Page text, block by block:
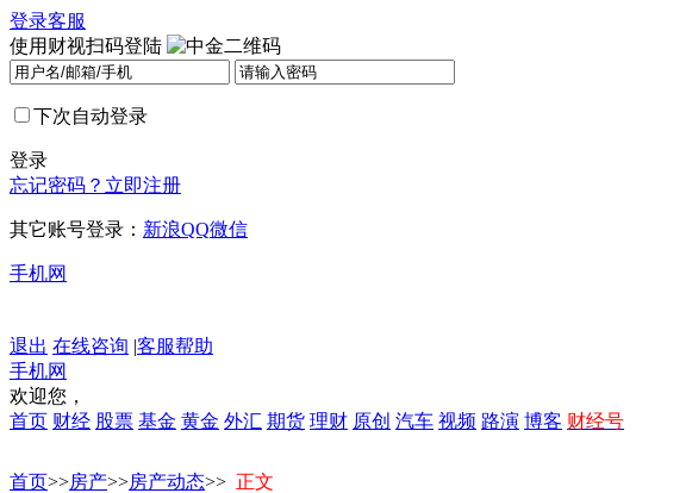
登录客服
使用财视扫码登陆
下次自动登录
登录
忘记密码？ 立即注册
其它账号登录： 新浪QQ微信
手机网
退出 在线咨询 |客服帮助
手机网
欢迎您，
首页 财经 股票 基金 黄金 外汇 期货 理财 原创 汽车 视频 路演 博客 财经号
首页>>房产>>房产动态>> 正文